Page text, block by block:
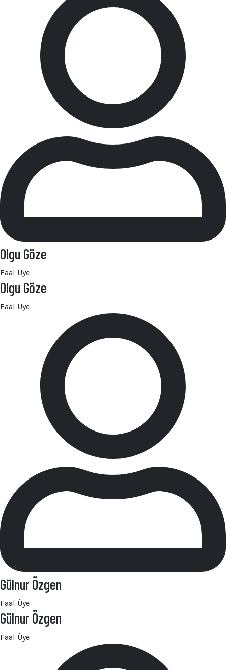
Olgu Göze
Faal Üye
Olgu Göze
Faal Üye
Gülnur Özgen
Faal Üye
Gülnur Özgen
Faal Üye